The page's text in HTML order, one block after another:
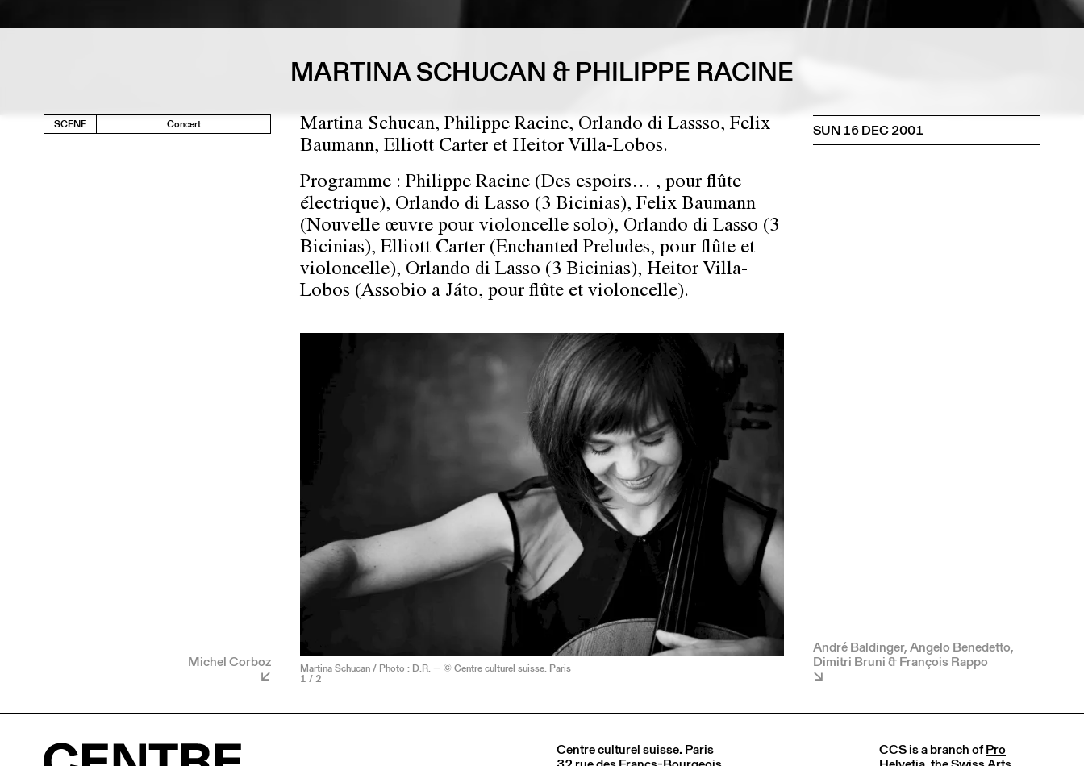
MARTINA SCHUCAN & PHILIPPE RACINE
SCENE Concert
Michel Corboz
Martina Schucan, Philippe Racine, Orlando di Lassso, Felix
Baumann, Elliott Carter et Heitor Villa-Lobos.
Programme : Philippe Racine (Des espoirs… , pour flûte
électrique), Orlando di Lasso (3 Bicinias), Felix Baumann
(Nouvelle œuvre pour violoncelle solo), Orlando di Lasso (3
Bicinias), Elliott Carter (Enchanted Preludes, pour flûte et
violoncelle), Orlando di Lasso (3 Bicinias), Heitor Villa-
Lobos (Assobio a Játo, pour flûte et violoncelle).
Martina Schucan / Photo : D.R. — © Centre culturel suisse. Paris
1 / 2
SUN 16 DEC 2001
André Baldinger, Angelo Benedetto,
Dimitri Bruni & François Rappo
Centre culturel suisse. Paris CCS is a branch ofPro